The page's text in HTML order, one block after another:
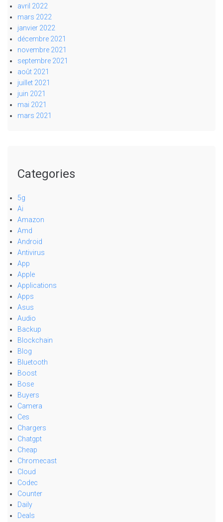
avril 2022
mars 2022
janvier 2022
décembre 2021
novembre 2021
septembre 2021
août 2021
juillet 2021
juin 2021
mai 2021
mars 2021
Categories
5g
Ai
Amazon
Amd
Android
Antivirus
App
Apple
Applications
Apps
Asus
Audio
Backup
Blockchain
Blog
Bluetooth
Boost
Bose
Buyers
Camera
Ces
Chargers
Chatgpt
Cheap
Chromecast
Cloud
Codec
Counter
Daily
Deals